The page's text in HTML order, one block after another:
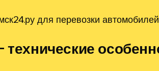
для перевозки